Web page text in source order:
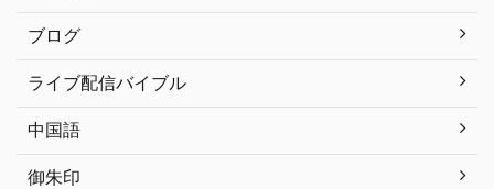
ブログ
ライブ配信バイブル
中国語
御朱印